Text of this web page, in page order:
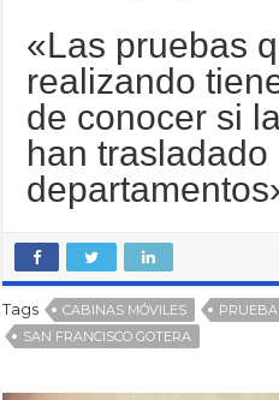
«Las pruebas
realizando
de conocer si
han trasladado
Tags CABINAS MÓVILES
SAN FRANCISCO GOTERA